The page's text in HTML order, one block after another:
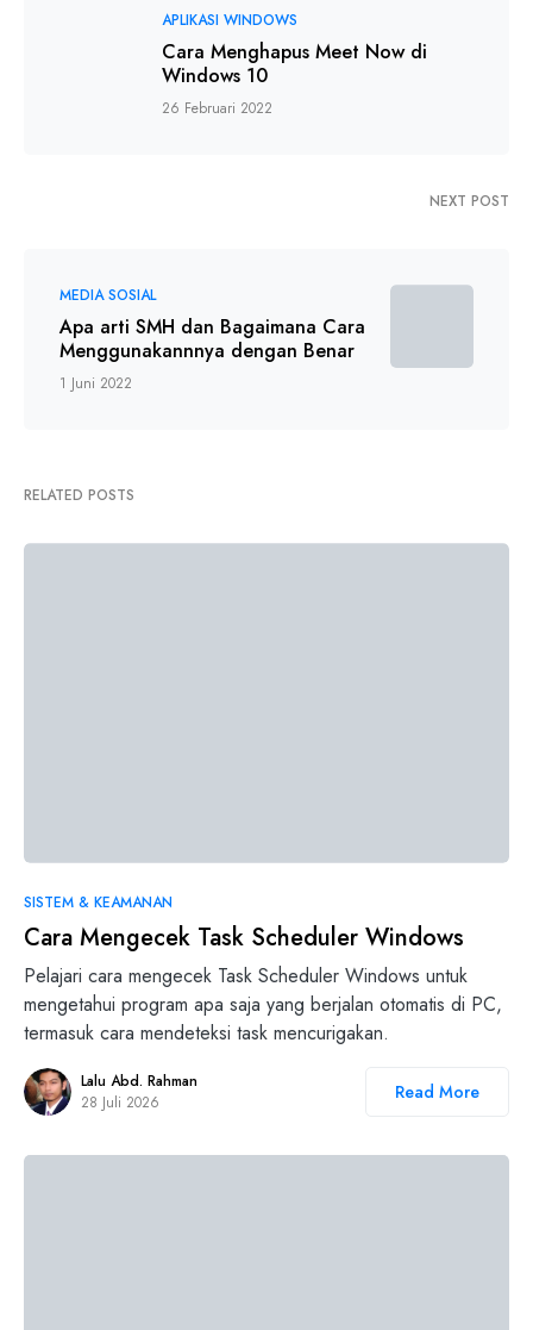
APLIKASI WINDOWS
Cara Menghapus Meet Now di
Windows 10
26 Februari 2022
NEXT POST
MEDIA SOSIAL
Apa arti SMH dan Bagaimana Cara
Menggunakannnya dengan Benar
1 Juni 2022
RELATED POSTS
SISTEM & KEAMANAN
Cara Mengecek Task Scheduler Windows
Pelajari cara mengecek Task Scheduler Windows untuk
mengetahui program apa saja yang berjalan otomatis di PC,
termasuk cara mendeteksi task mencurigakan.
Lalu Abd. Rahman
28 Juli 2026
Read More